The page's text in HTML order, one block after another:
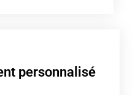
personnalisé